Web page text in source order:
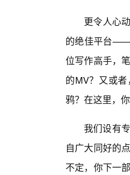
更令人心
的绝佳平台
位写作高手，
的MV？又或
鸦？在这里，
我们设有
自广大同好的
不定，你下一